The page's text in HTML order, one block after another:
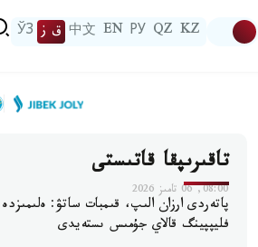
KZ
QZ
РУ
EN
中文 ق ز ЎЗ
تاقىرىپقا قاتىستى
08:00, 06 تامىز 2026
پاتەردى ارزان الىپ، قىمبات ساتۋ: ەلىمىزدە
فليپپينگ قالاي جۇمىس ىستەيدى